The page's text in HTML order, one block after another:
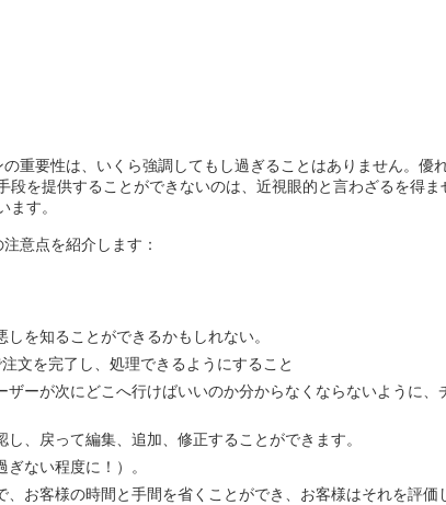
重要性は、いくら強調してもし過ぎることはありません。
を提供することができないのは、近視眼的と言わざるを得
す。
意点を紹介します：
を知ることができるかもしれない。
文を完了し、処理できるようにすること
ーが次にどこへ行けばいいのか分からなくならないように
、戻って編集、追加、修正することができます。
ない程度に！）。
お客様の時間と手間を省くことができ、お客様はそれを評